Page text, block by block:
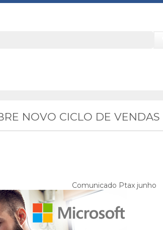
NOVO CICLO DE
Comunicado Ptax junho